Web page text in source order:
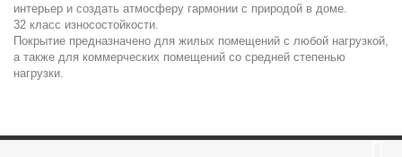
интерьер и создать атмосферу гармонии с природой в доме.
32 класс износостойкости.
Покрытие предназначено для жилых помещений с любой нагрузкой,
а также для коммерческих помещений со средней степенью
нагрузки.